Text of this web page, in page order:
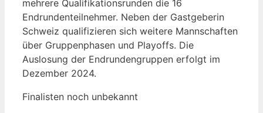
mehrere Qualifikationsrunden die 16
Endrundenteilnehmer. Neben der Gastgeberin
Schweiz qualifizieren sich weitere Mannschaften
über Gruppenphasen und Playoffs. Die
Auslosung der Endrundengruppen erfolgt im
Dezember 2024.
Finalisten noch unbekannt